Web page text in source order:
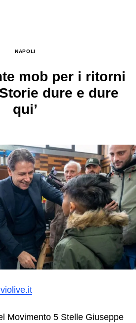
NAPOLI
mob per i ritorni
dure e dure
qui’
Movimento 5 Stelle Giuseppe